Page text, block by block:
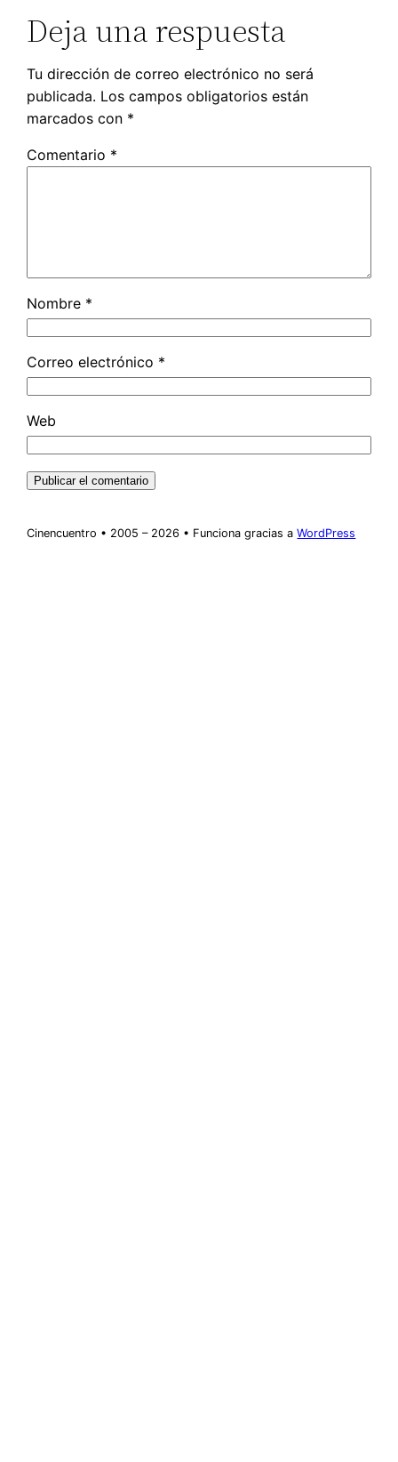
Deja una respuesta
Tu dirección de correo electrónico no será
publicada. Los campos obligatorios están
marcados con *
Comentario *
Nombre *
Correo electrónico *
Web
Cinencuentro • 2005 – 2026 • Funciona gracias aWordPress